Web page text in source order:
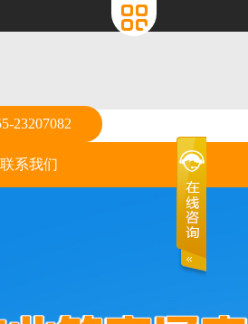
23207082
联系我们